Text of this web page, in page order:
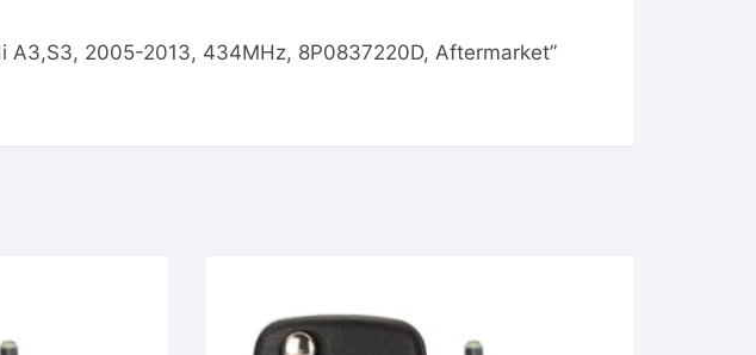
A3,S3, 2005-2013, 434MHz, 8P0837220D, Aftermarket”